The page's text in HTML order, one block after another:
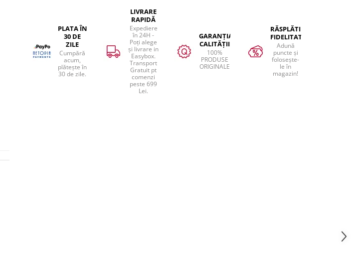
PLATA ÎN
30 DE
ZILE
Cumpără
acum,
plătește în
30 de zile.
LIVRARE
RAPIDĂ
Expediere
în 24H -
Poți alege
și livrare in
Easybox.
Transport
Gratuit pt
comenzi
peste 699
Lei.
GARANȚIA
CALITĂȚII
100%
PRODUSE
ORIGINALE
RĂSPLĂTIM
FIDELITATEA
Adună
puncte și
folosește-
le în
magazin!